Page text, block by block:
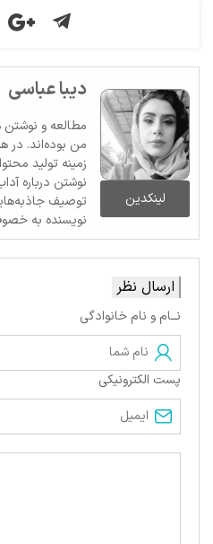
لینکدین
دیبا عباسی
مطالعه و نوشتن
من بوده‌اند. در
زمینه تولید
نوشتن درباره
توصیف
نویسنده به
ارسال نظر
نــام و نام خانوادگی
پست الکترونیکی